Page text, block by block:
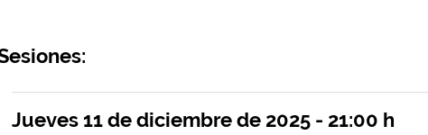
Jueves 11 de diciembre de 2025 - 21:00 h